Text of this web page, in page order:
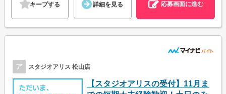
キープする 詳細を見る 応募画面に進む
ア スタジオアリス 松山店
【スタジオアリスの受付】11月ま